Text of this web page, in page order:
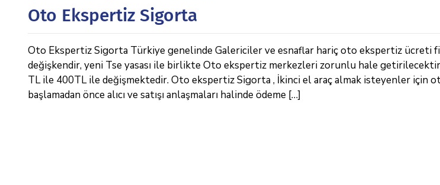
Oto Ekspertiz Sigorta
Oto Ekspertiz Sigorta Türkiye genelinde Galericiler ve esnaflar hariç oto ekspertiz ücreti
değişkendir, yeni Tse yasası ile birlikte Oto ekspertiz merkezleri zorunlu hale
TL ile 400TL ile değişmektedir. Oto ekspertiz Sigorta , İkinci el araç almak isteyenler için
başlamadan önce alıcı ve satışı anlaşmaları halinde ödeme […]